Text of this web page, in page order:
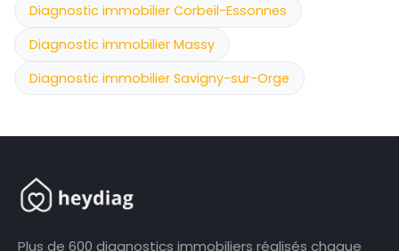
Diagnostic immobilier Corbeil-Essonnes
Diagnostic immobilier Massy
Diagnostic immobilier Savigny-sur-Orge
Plus de 600 diagnostics immobiliers réalisés chaque